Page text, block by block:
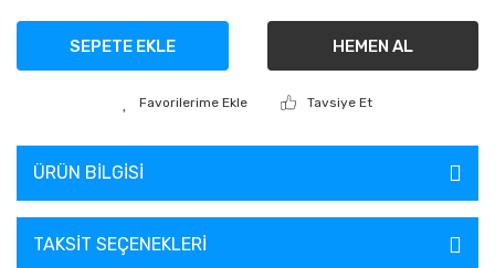
SEPETE EKLE HEMEN AL
Tavsiye Et
ÜRÜN BILGISI
TAKSIT SEÇENEKLERI